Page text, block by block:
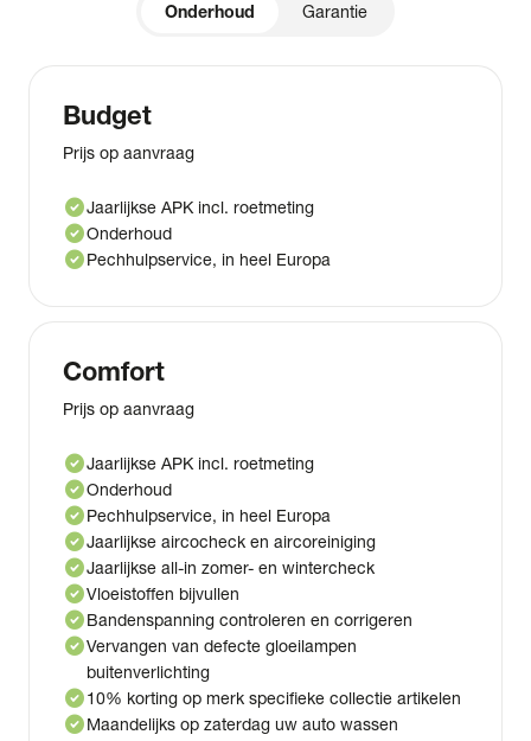
Onderhoud Garantie
Budget
Prijs op aanvraag
check_circleJaarlijkse APK incl. roetmeting
check_circleOnderhoud
check_circlePechhulpservice, in heel Europa
Comfort
Prijs op aanvraag
check_circleJaarlijkse APK incl. roetmeting
check_circleOnderhoud
check_circlePechhulpservice, in heel Europa
check_circleJaarlijkse aircocheck en aircoreiniging
check_circleJaarlijkse all-in zomer- en wintercheck
check_circleVloeistoffen bijvullen
check_circleBandenspanning controleren en corrigeren
check_circleVervangen van defecte gloeilampen
buitenverlichting
check_circle10% korting op merk specifieke collectie artikelen
check_circleMaandelijks op zaterdag uw auto wassen